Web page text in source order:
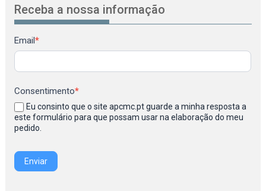
Receba a nossa informação
Newsletter
Email*
Consentimento*
Eu consinto que o site apcmc.pt guarde a minha resposta a
este formulário para que possam usar na elaboração do meu
pedido.
Enviar